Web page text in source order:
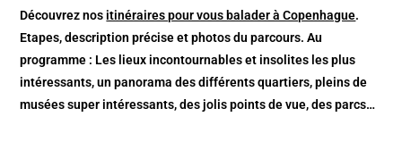
Découvrez nos itinéraires pour vous balader à Copenhague.
Etapes, description précise et photos du parcours. Au
programme : Les lieux incontournables et insolites les plus
intéressants, un panorama des différents quartiers, pleins de
musées super intéressants, des jolis points de vue, des parcs…